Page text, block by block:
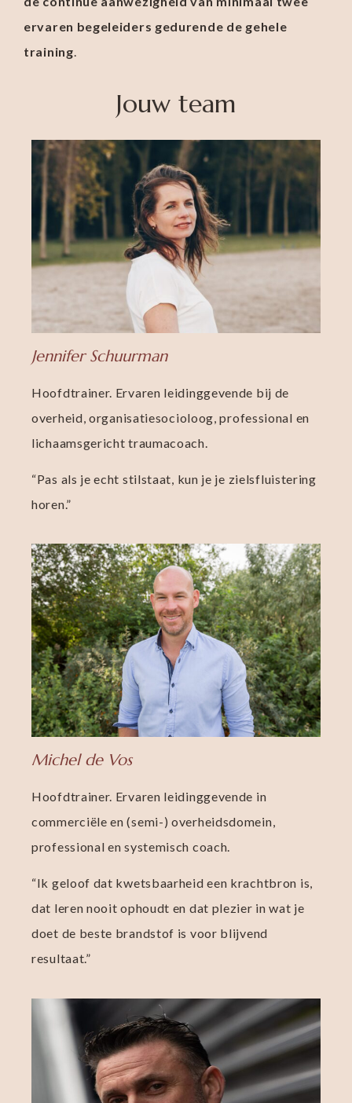
ervaren begeleiders gedurende de gehele
training.
Jouw team
Jennifer Schuurman
Hoofdtrainer. Ervaren leidinggevende bij de
overheid, organisatiesocioloog, professional en
lichaamsgericht traumacoach.
“Pas als je echt stilstaat, kun je je zielsfluistering
horen.”
Michel de Vos
Hoofdtrainer. Ervaren leidinggevende in
commerciële en (semi-) overheidsdomein,
professional en systemisch coach.
“Ik geloof dat kwetsbaarheid een krachtbron is,
dat leren nooit ophoudt en dat plezier in wat je
doet de beste brandstof is voor blijvend
resultaat.”